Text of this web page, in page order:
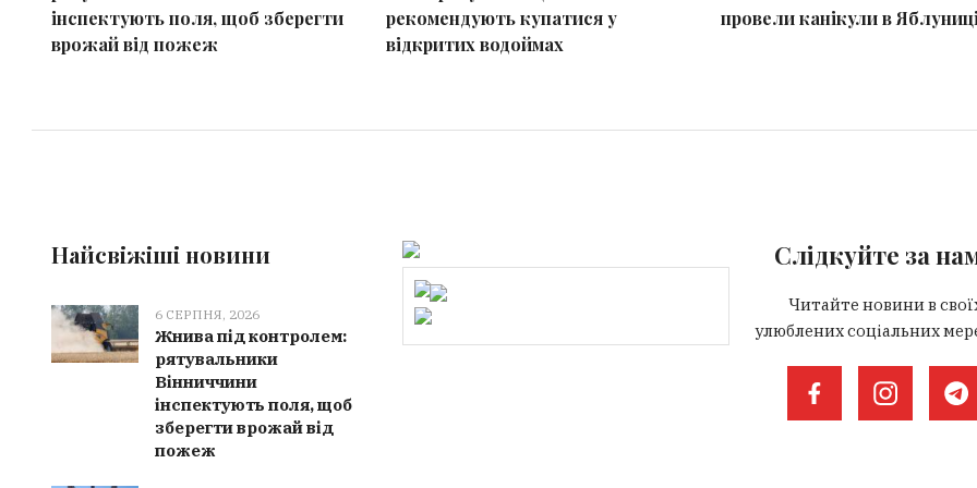
інспектують поля, щоб зберегти
врожай від пожеж
рекомендують купатися у
відкритих водоймах
провели канікули в Яблуниці
Найсвіжіші новини
6 СЕРПНЯ, 2026
Жнива під контролем:
рятувальники
Вінниччини
інспектують поля, щоб
зберегти врожай від
пожеж
Слідкуйте за
Читайте новини в
улюблених соціальних